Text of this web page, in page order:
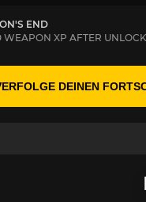
END
XP AFTER
DEINEN